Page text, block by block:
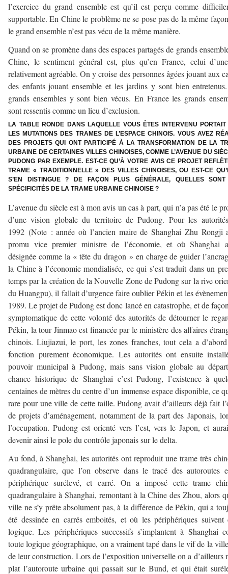
l’exercice du grand ensemble est qu’il est perçu comme
supportable. En Chine le problème ne se pose pas de la même
le grand ensemble n’est pas vécu de la même manière.
Quand on se promène dans des espaces partagés de grands
Chine, le sentiment général est, plus qu’en France, celui
relativement agréable. On y croise des personnes âgées jouant aux
des enfants jouant ensemble et les jardins y sont bien
grands ensembles y sont bien vécus. En France les grands
sont ressentis comme un lieu d’exclusion.
LA TABLE RONDE DANS LAQUELLE VOUS ÊTES INTERVENU
LES MUTATIONS DES TRAMES DE L’ESPACE CHINOIS. VOUS AVEZ
DES PROJETS QUI ONT PARTICIPÉ À LA TRANSFORMATION DE LA
URBAINE DE CERTAINES VILLES CHINOISES, COMME L’AVENUE DU
PUDONG PAR EXEMPLE. EST-CE QU’À VOTRE AVIS CE PROJET
TRAME « TRADITIONNELLE » DES VILLES CHINOISES, OU EST-CE
S’EN DISTINGUE ? DE FAÇON PLUS GÉNÉRALE, QUELLES
SPÉCIFICITÉS DE LA TRAME URBAINE CHINOISE ?
L’avenue du siècle est à mon avis un cas à part, qui n’a pas été le
d’une vision globale du territoire de Pudong. Pour les
1992 (Note : année où l’ancien maire de Shanghai Zhu Rongji
promu vice premier ministre de l’économie, et où Shanghai
désignée comme la « tête du dragon » en charge de guider
la Chine à l’économie mondialisée, ce qui s’est traduit dans un
temps par la création de la Nouvelle Zone de Pudong sur la rive
du Huangpu), il fallait d’urgence faire oublier Pékin et les
1989. Le projet de Pudong est donc lancé en catastrophe, et de
symptomatique de cette volonté des autorités de détourner le
Pékin, la tour Jinmao est financée par le ministère des affaires
chinois. Liujiazui, le port, les zones franches, tout cela a
fonction purement économique. Les autorités ont ensuite
pouvoir municipal à Pudong, mais sans vision globale au
chance historique de Shanghai c’est Pudong, l’existence à
centaines de mètres du centre d’un immense espace disponible, ce
rare pour une ville de cette taille. Pudong avait d’ailleurs déjà fait
de projets d’aménagement, notamment de la part des Japonais,
l’occupation. Pudong est orienté vers l’est, vers le Japon, et
devenir ainsi le pole du contrôle japonais sur le delta.
Au fond, à Shanghai, les autorités ont reproduit une trame très
quadrangulaire, que l’on observe dans le tracé des autoroutes
périphérique surélevé, et carré. On a imposé cette trame
quadrangulaire à Shanghai, remontant à la Chine des Zhou, alors
ville ne s’y prête absolument pas, à la différence de Pékin, qui a
été dessinée en carrés emboités, et où les périphériques suivent
logique. Les périphériques successifs s’implantent à Shanghai
toute logique géographique, on a vraiment tapé dans le vif de la
de leur construction. Lors de l’exposition universelle on a d’ailleurs
plat l’autoroute urbaine qui passait sur le Bund, et qui était